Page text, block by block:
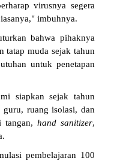
virusnya segera
imbuhnya.
bahwa pihaknya
tatap muda sejak tahun
untuk penetapan
siapkan sejak tahun
guru, ruang isolasi, dan
tangan, hand sanitizer,
pembelajaran 100